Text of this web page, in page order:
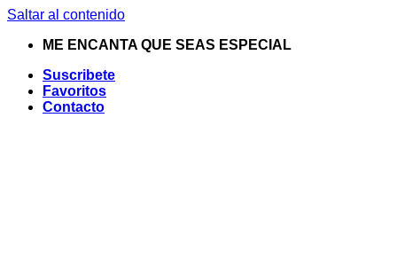
Saltar al contenido
ME ENCANTA QUE SEAS ESPECIAL
Suscribete
Favoritos
Contacto